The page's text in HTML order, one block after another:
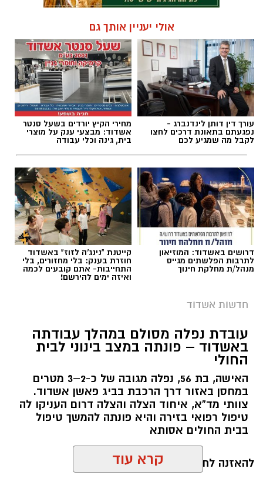
אולי יעניין אותך גם
עורך דין דותן לינדנברג -
נפגעתם בתאונת דרכים לחצו
לקבל מה שמגיע לכם
מחירי הקיץ יורדים בשעל סנטר
אשדוד: מבצעי ענק על מוצרי
בית, גינה וכלי עבודה
דרושים באשדוד: המוזיאון
לתרבות הפלשתים מגייס
מנהל/ת מחלקת חינוך
קייטנת "נינג'ה לזוז" באשדוד
חוזרת בענק: בלי מחזורים, בלי
התחייבות- אתם קובעים לכמה
ואיזה ימים להירשם!
חדשות אשדוד
עובדת נפלה מסולם במהלך עבודתה
באשדוד – פונתה במצב בינוני לבית
החולי
האישה, בת 56, נפלה מגובה של כ-2–3 מטרים
במחסן באזור דרך הרכבת בביג פאשן אשדוד.
צוותי מד”א, איחוד הצלה והצלה דרום העניקו לה
טיפול רפואי בזירה והיא פונתה להמשך טיפול
בבית החולים אסותא
להאזנה לתוכן: קרא עוד